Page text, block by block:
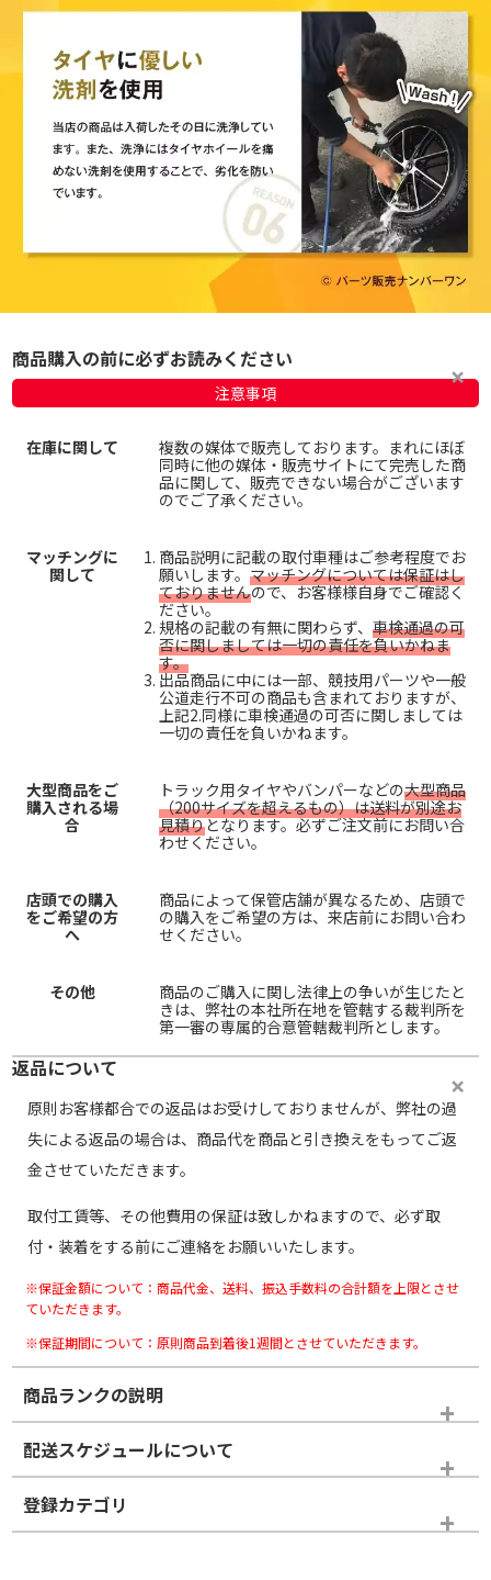
商品購入の前に必ずお読みください
注意事項
在庫に関して
複数の媒体で販売しております。まれにほぼ
同時に他の媒体・販売サイトにて完売した商
品に関して、販売できない場合がございます
のでご了承ください。
マッチングに
関して
商品説明に記載の取付車種はご参考程度でお
願いします。 マッチングについては保証はし
ておりませんので、お客様様自身でご確認く
ださい。
規格の記載の有無に関わらず、 車検通過の可
否に関しましては一切の責任を負いかねま
す。
出品商品に中には一部、競技用パーツや一般
公道走行不可の商品も含まれておりますが、
上記2.同様に車検通過の可否に関しましては
一切の責任を負いかねます。
大型商品をご
購入される場
合
トラック用タイヤやバンパーなどの大型商品
（200サイズを超えるもの）は送料が別途お
見積りとなります。必ずご注文前にお問い合
わせください。
店頭での購入
をご希望の方
へ
商品によって保管店舗が異なるため、店頭で
の購入をご希望の方は、来店前にお問い合わ
せください。
その他
商品のご購入に関し法律上の争いが生じたと
きは、弊社の本社所在地を管轄する裁判所を
第一審の専属的合意管轄裁判所とします。
返品について
原則お客様都合での返品はお受けしておりませんが、弊社の過
失による返品の場合は、商品代を商品と引き換えをもってご返
金させていただきます。
取付工賃等、その他費用の保証は致しかねますので、必ず取
付・装着をする前にご連絡をお願いいたします。
※保証金額について：商品代金、送料、振込手数料の合計額を上限とさせ
ていただきます。
※保証期間について：原則商品到着後1週間とさせていただきます。
商品ランクの説明
※商品ランクは出品者の主観により判断しておりますので、あら
かじめご了承ください。
ホイールランク
配送スケジュールについて
登録カテゴリ
スタッドレスタイヤホイールセット